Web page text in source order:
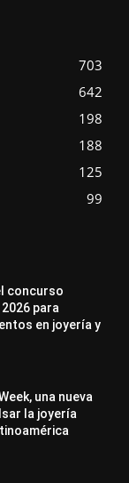
703
642
198
188
125
99
concurso
para
en joyería y
una nueva
la joyería